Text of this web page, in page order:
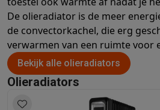
De olieradiator is de meer
de convectorkachel, die erg
verwarmen van een ruimte voor
Bekijk alle olieradiators
Olieradiators